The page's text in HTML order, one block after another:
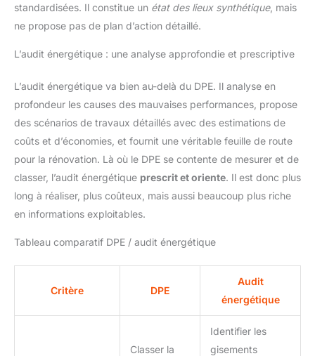
standardisées. Il constitue un état des lieux synthétique, mais
ne propose pas de plan d’action détaillé.
L’audit énergétique : une analyse approfondie et prescriptive
L’audit énergétique va bien au-delà du DPE. Il analyse en
profondeur les causes des mauvaises performances, propose
des scénarios de travaux détaillés avec des estimations de
coûts et d’économies, et fournit une véritable feuille de route
pour la rénovation. Là où le DPE se contente de mesurer et de
classer, l’audit énergétique prescrit et oriente. Il est donc plus
long à réaliser, plus coûteux, mais aussi beaucoup plus riche
en informations exploitables.
Tableau comparatif DPE / audit énergétique
Critère DPE
Audit
énergétique
Classer la
Identifier les
gisements